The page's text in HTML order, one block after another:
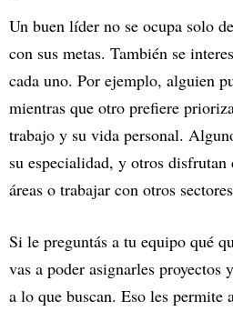
Un buen líder no se ocupa solo
con sus metas. También se
cada uno. Por ejemplo, alguien
mientras que otro prefiere
trabajo y su vida personal.
su especialidad, y otros
áreas o trabajar con otros
Si le preguntás a tu equipo qué
vas a poder asignarles proyectos
a lo que buscan. Eso les permite